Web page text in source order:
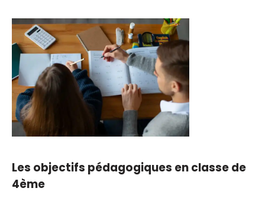
Les objectifs pédagogiques en classe de
4ème